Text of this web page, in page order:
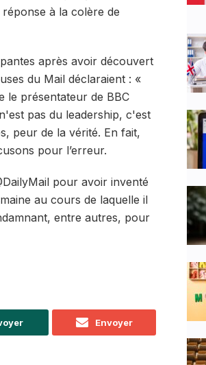
à la colère de
après avoir découvert
du Mail déclaraient : «
le présentateur de BBC
pas du leadership, c'est
peur de la vérité. En fait,
pour l’erreur.
pour avoir inventé
au cours de laquelle il
entre autres, pour
Envoyer